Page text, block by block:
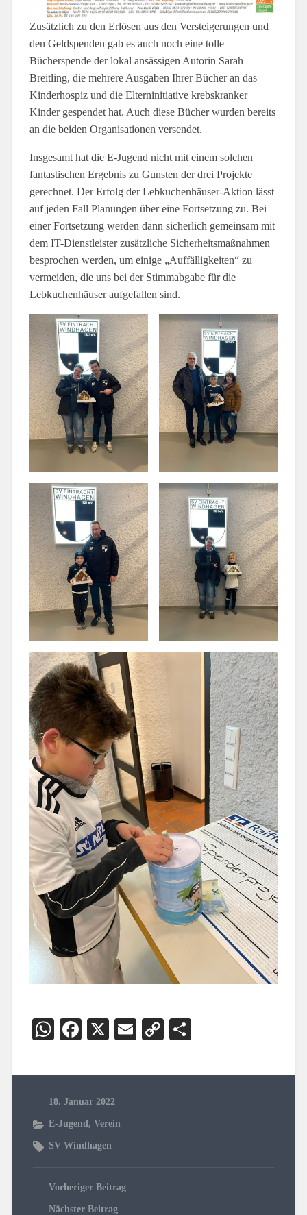
Zusätzlich zu den Erlösen aus den Versteigerungen und
den Geldspenden gab es auch noch eine tolle
Bücherspende der lokal ansässigen Autorin Sarah
Breitling, die mehrere Ausgaben Ihrer Bücher an das
Kinderhospiz und die Elterninitiative krebskranker
Kinder gespendet hat. Auch diese Bücher wurden bereits
an die beiden Organisationen versendet.
Insgesamt hat die E-Jugend nicht mit einem solchen
fantastischen Ergebnis zu Gunsten der drei Projekte
gerechnet. Der Erfolg der Lebkuchenhäuser-Aktion lässt
auf jeden Fall Planungen über eine Fortsetzung zu. Bei
einer Fortsetzung werden dann sicherlich gemeinsam mit
dem IT-Dienstleister zusätzliche Sicherheitsmaßnahmen
besprochen werden, um einige „Auffälligkeiten“ zu
vermeiden, die uns bei der Stimmabgabe für die
Lebkuchenhäuser aufgefallen sind.
WhatsApp
Facebook
X Email
CopyTeilen
18. Januar 2022
E-Jugend, Verein
SV Windhagen
Vorheriger Beitrag
Nächster Beitrag